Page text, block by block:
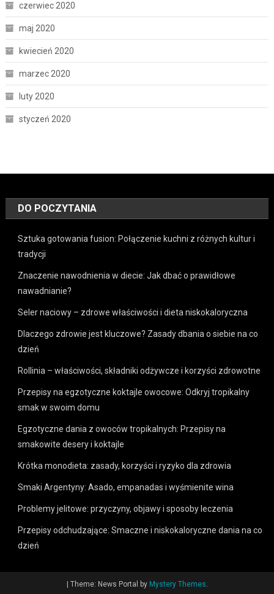
czerwiec 2020
maj 2020
kwiecień 2020
marzec 2020
luty 2020
styczeń 2020
DO POCZYTANIA
Sztuka gotowania fusion: Połączenie kuchni z różnych kultur i
tradycji
Znaczenie nawodnienia w diecie: Jak dbać o prawidłowe
nawadnianie?
Seler naciowy – zdrowe właściwości i dieta niskokaloryczna
Dlaczego zdrowie jest kluczowe? Zasady dbania o siebie na co
dzień
Rollinia – właściwości, składniki odżywcze i korzyści zdrowotne
Przepisy na egzotyczne koktajle owocowe: Odkryj tropikalny
smak w swoim domu
Egzotyczne dania z owoców tropikalnych: Przepisy na
smakowite desery i koktajle
Krótka monodieta: zasady, korzyści i ryzyko dla zdrowia
Smaki Argentyny: Asado, empanadas i wyśmienite wina
Problemy jelitowe: przyczyny, objawy i sposoby leczenia
Przepisy odchudzające: Smaczne i niskokaloryczne dania na co
dzień
Theme: News Portal by Mystery Themes.